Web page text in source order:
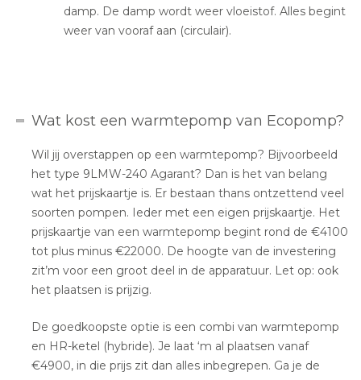
damp. De damp wordt weer vloeistof. Alles begint
weer van vooraf aan (circulair).
Wat kost een warmtepomp van Ecopomp?
Wil jij overstappen op een warmtepomp? Bijvoorbeeld
het type 9LMW-240 Agarant? Dan is het van belang
wat het prijskaartje is. Er bestaan thans ontzettend veel
soorten pompen. Ieder met een eigen prijskaartje. Het
prijskaartje van een warmtepomp begint rond de €4100
tot plus minus €22000. De hoogte van de investering
zit’m voor een groot deel in de apparatuur. Let op: ook
het plaatsen is prijzig.
De goedkoopste optie is een combi van warmtepomp
en HR-ketel (hybride). Je laat ‘m al plaatsen vanaf
€4900, in die prijs zit dan alles inbegrepen. Ga je de